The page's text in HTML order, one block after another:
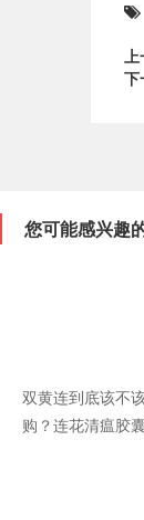
上
下
您可能感兴趣
双黄连到底该不
购？连花清瘟胶